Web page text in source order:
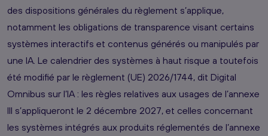
des dispositions générales du règlement s’applique,
notamment les obligations de transparence visant certains
systèmes interactifs et contenus générés ou manipulés par
une IA. Le calendrier des systèmes à haut risque a toutefois
été modifié par le règlement (UE) 2026/1744, dit Digital
Omnibus sur l’IA : les règles relatives aux usages de l’annexe
III s’appliqueront le 2 décembre 2027, et celles concernant
les systèmes intégrés aux produits réglementés de l’annexe